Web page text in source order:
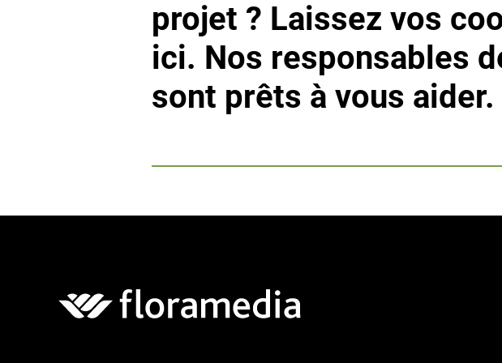
projet ? Laissez vos
ici. Nos responsables
sont prêts à vous aider.